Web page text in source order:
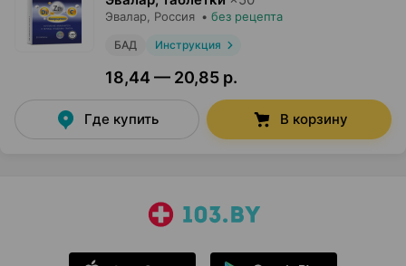
Эвалар, Россия • без рецепта
БАД Инструкция
18,44 — 20,85 р.
Где купить В корзину